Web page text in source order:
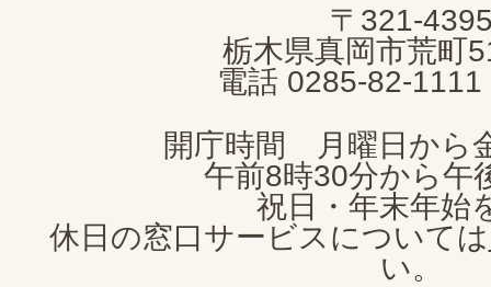
CITY
〒321-
栃木県真岡市荒町
電話 0285-82-1111
開庁時間 月曜日から
午前8時30分から午
祝日・年末年始
休日の窓口サービスについては
い。